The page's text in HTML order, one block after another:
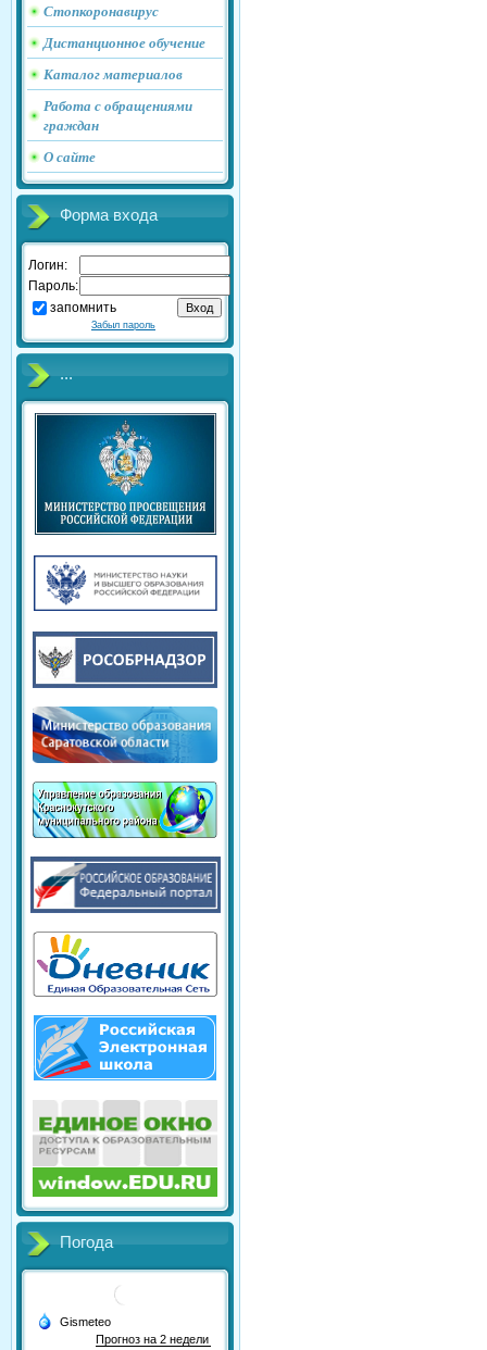
Стопкоронавирус
Дистанционное обучение
Каталог материалов
Работа с обращениями
граждан
О сайте
Форма входа
Логин:
Пароль:
запомнить
Забыл пароль
...
Погода